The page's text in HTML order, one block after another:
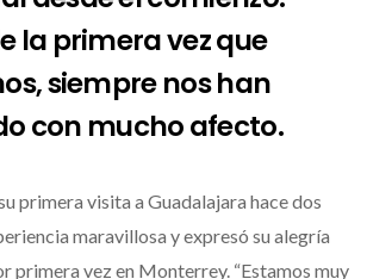
la primera vez que
siempre nos han
con mucho afecto.
primera visita a Guadalajara hace dos
maravillosa y expresó su alegría
primera vez en Monterrey. “Estamos muy